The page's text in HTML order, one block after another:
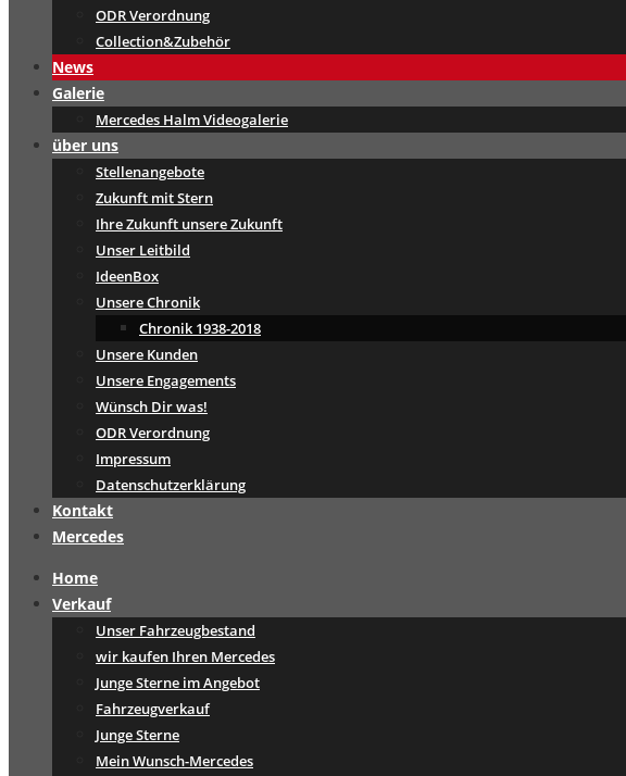
ODR Verordnung
Collection&Zubehör
News
Galerie
Mercedes Halm Videogalerie
über uns
Stellenangebote
Zukunft mit Stern
Ihre Zukunft unsere Zukunft
Unser Leitbild
IdeenBox
Unsere Chronik
Chronik 1938-2018
Unsere Kunden
Unsere Engagements
Wünsch Dir was!
ODR Verordnung
Impressum
Datenschutzerklärung
Kontakt
Mercedes
Home
Verkauf
Unser Fahrzeugbestand
wir kaufen Ihren Mercedes
Junge Sterne im Angebot
Fahrzeugverkauf
Junge Sterne
Mein Wunsch-Mercedes